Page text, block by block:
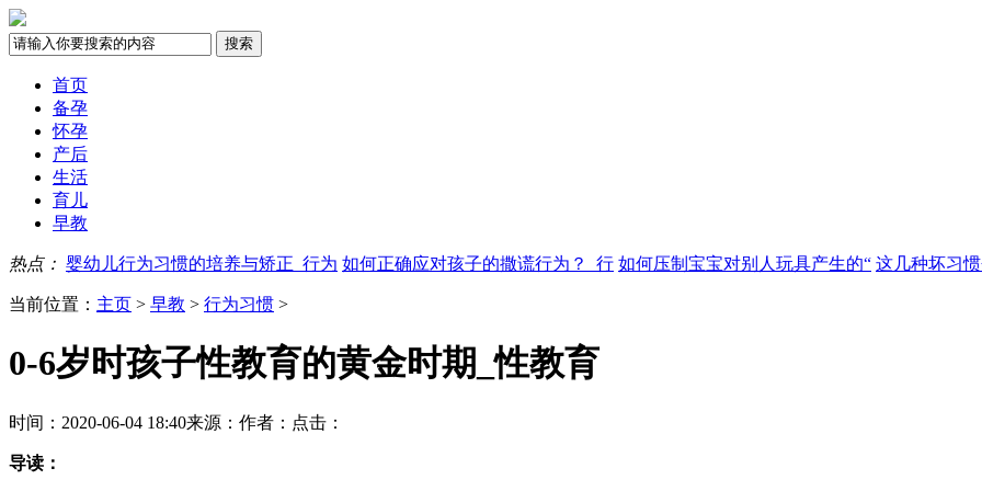
首页
备孕
怀孕
产后
生活
育儿
早教
热点： 婴幼儿行为习惯的培养与矫正_行为 如何正确应对孩子的撒谎行为？_行 如何压制宝宝对别人玩具产生的“ 这几种坏习
当前位置： 主页 > 早教 > 行为习惯 >
0-6岁时孩子性教育的黄金时期_性教育
时间：2020-06-04 18:40来源： 作者： 点击：
导读：